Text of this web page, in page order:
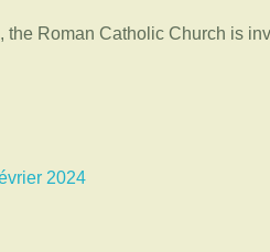
Roman Catholic Church is
2024